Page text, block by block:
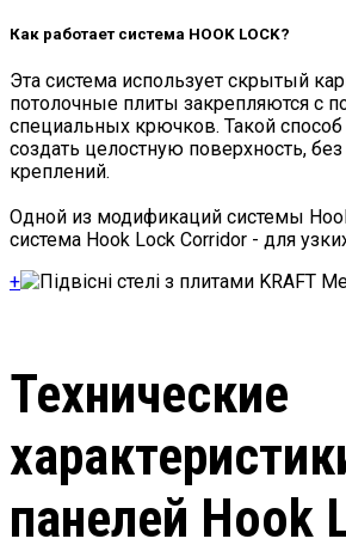
Как работает система HOOK LOCK?
Эта система использует скрытый
потолочные плиты закрепляются с
специальных крючков. Такой
создать целостную поверхность,
креплений.
Одной из модификаций системы
система Hook Lock Corridor - для
+
Технические
панелей Hook